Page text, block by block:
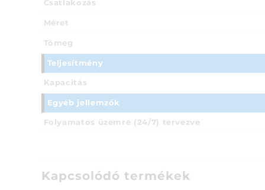
Csatlakozás
Méret
Tömeg
Teljesítmény
Kapacitás
Egyéb jellemzők
Folyamatos üzemre (24/7) tervezve
Kapcsolódó termékek